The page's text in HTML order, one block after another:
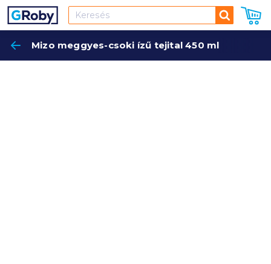
Keresés
Mizo meggyes-csoki ízű tejital 450 ml